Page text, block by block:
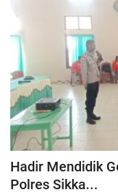
Hadir Mendidik
Polres Sikka...